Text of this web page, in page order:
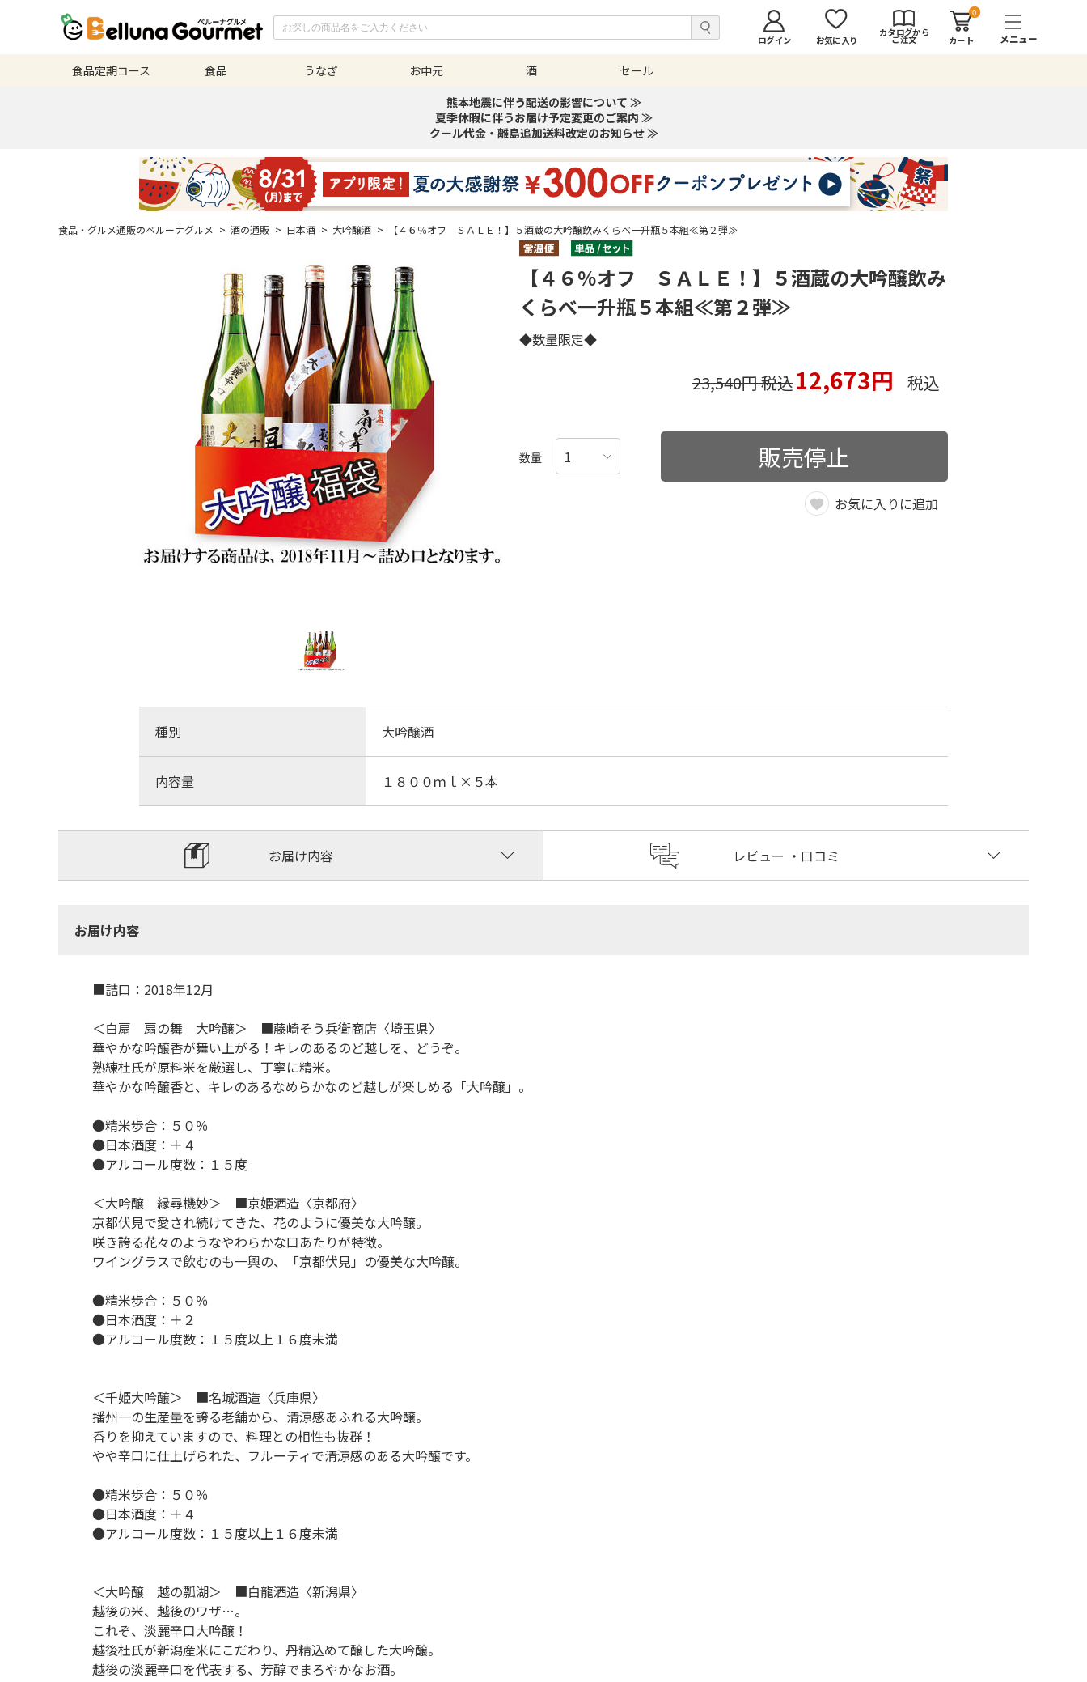
ログイン お気に入り
カタログから
ご注文
0
カート
食品定期コース 食品 うなぎ お中元 酒
セール
熊本地震に伴う配送の影響について ≫
夏季休暇に伴うお届け予定変更のご案内 ≫
クール代金・離島追加送料改定のお知らせ ≫
食品・グルメ通販のベルーナグルメ > 酒の通販 > 日本酒 > 大吟醸酒 > 【４６％オフ ＳＡＬＥ！】５酒蔵の大吟醸飲みくらべ一升瓶５本組≪第２弾≫
【４６％オフ ＳＡＬＥ！】５酒蔵の大吟醸飲み
くらべ一升瓶５本組≪第２弾≫
◆数量限定◆
23,540円 税込12,673円 税込
数量 販売停止
お気に入りに追加
種別 大吟醸酒
内容量 １８００ｍｌ×５本
お届け内容 レビュー ・口コミ
お届け内容
■詰口：2018年12月
＜白扇 扇の舞 大吟醸＞ ■藤崎そう兵衛商店〈埼玉県〉
華やかな吟醸香が舞い上がる！キレのあるのど越しを、どうぞ。
熟練杜氏が原料米を厳選し、丁寧に精米。
華やかな吟醸香と、キレのあるなめらかなのど越しが楽しめる「大吟醸」。
●精米歩合：５０％
●日本酒度：＋４
●アルコール度数：１５度
＜大吟醸 縁尋機妙＞ ■京姫酒造〈京都府〉
京都伏見で愛され続けてきた、花のように優美な大吟醸。
咲き誇る花々のようなやわらかな口あたりが特徴。
ワイングラスで飲むのも一興の、「京都伏見」の優美な大吟醸。
●精米歩合：５０％
●日本酒度：＋２
●アルコール度数：１５度以上１６度未満
＜千姫大吟醸＞ ■名城酒造〈兵庫県〉
播州一の生産量を誇る老舗から、清涼感あふれる大吟醸。
香りを抑えていますので、料理との相性も抜群！
やや辛口に仕上げられた、フルーティで清涼感のある大吟醸です。
●精米歩合：５０％
●日本酒度：＋４
●アルコール度数：１５度以上１６度未満
＜大吟醸 越の瓢湖＞ ■白龍酒造〈新潟県〉
越後の米、越後のワザ…。
これぞ、淡麗辛口大吟醸！
越後杜氏が新潟産米にこだわり、丹精込めて醸した大吟醸。
越後の淡麗辛口を代表する、芳醇でまろやかなお酒。